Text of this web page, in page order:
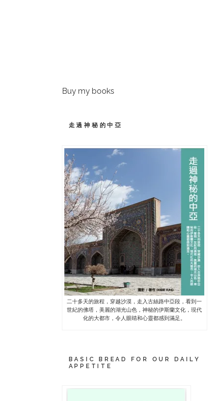
Buy my books
走過神秘的中亞
二十多天的旅程，穿越沙漠，走入古絲路中亞段，看到一
世紀的佛塔，美麗的湖光山色，神秘的伊斯蘭文化，現代
化的大都市，令人眼睛和心靈都感到滿足。
BASIC BREAD FOR OUR DAILY
APPETITE